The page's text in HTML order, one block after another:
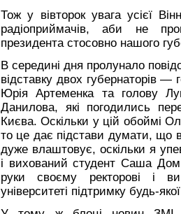
Тож у вівторок увага усієї
радіоприймачів, аби не
президента стосовно нашого
В середині дня пролунало
відставку двох губернаторів —
Юрія Артеменка та голову
Данилова, які погодились
Києва. Оскільки у цій обоймі
то це дає підстави думати, що
дуже влаштовує, оскільки я
і вихований студент Саша
руки своєму ректорові і
університеті підтримку будь-якої